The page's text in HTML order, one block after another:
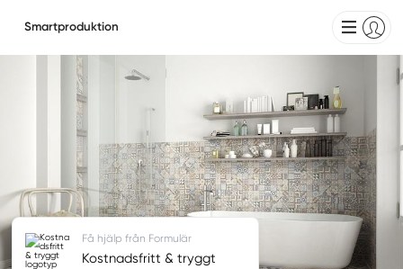
Smartproduktion
Få hjälp från Formulär
Kostnadsfritt & tryggt